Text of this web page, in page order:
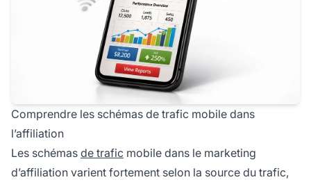
Comprendre les schémas de trafic mobile dans
l’affiliation
Les schémas de trafic mobile dans le marketing
d’affiliation varient fortement selon la source du trafic,